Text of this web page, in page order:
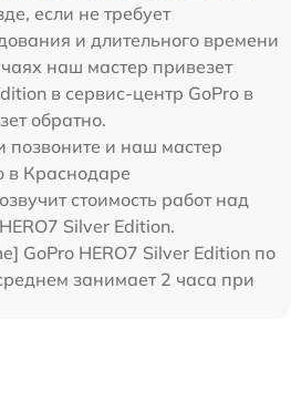
если не требует
и длительного времени
наш мастер привезет
в сервис-центр GoPro в
обратно.
позвоните и наш мастер
в Краснодаре
стоимость работ над
Silver Edition.
GoPro HERO7 Silver Edition по
занимает 2 часа при